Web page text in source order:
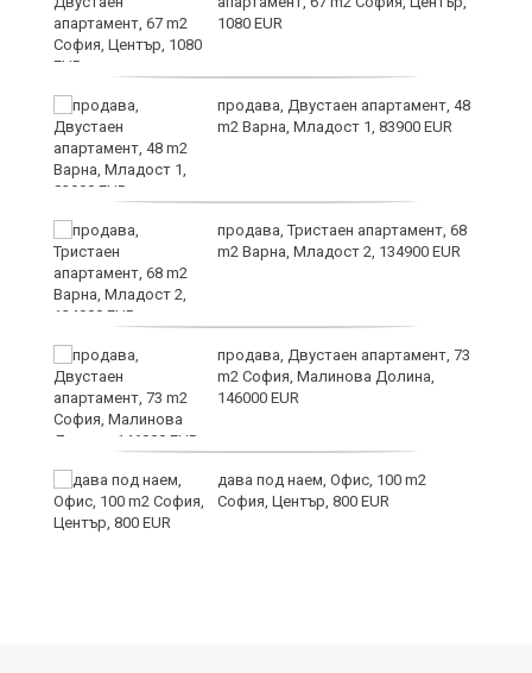
1080 EUR
продава, Двустаен апартамент, 48
m2 Варна, Младост 1, 83900 EUR
продава, Тристаен апартамент, 68
m2 Варна, Младост 2, 134900 EUR
продава, Двустаен апартамент, 73
m2 София, Малинова Долина,
146000 EUR
дава под наем, Офис, 100 m2
София, Център, 800 EUR